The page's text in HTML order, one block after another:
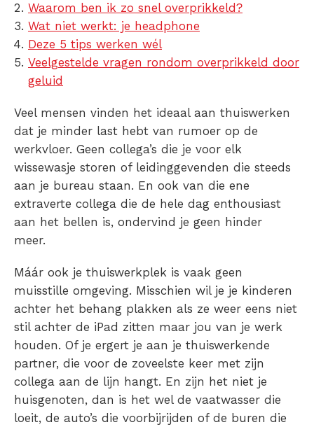
Waarom ben ik zo snel overprikkeld?
Wat niet werkt: je headphone
Deze 5 tips werken wél
Veelgestelde vragen rondom overprikkeld door
geluid
Veel mensen vinden het ideaal aan thuiswerken
dat je minder last hebt van rumoer op de
werkvloer. Geen collega’s die je voor elk
wissewasje storen of leidinggevenden die steeds
aan je bureau staan. En ook van die ene
extraverte collega die de hele dag enthousiast
aan het bellen is, ondervind je geen hinder
meer.
Máár ook je thuiswerkplek is vaak geen
muisstille omgeving. Misschien wil je je kinderen
achter het behang plakken als ze weer eens niet
stil achter de iPad zitten maar jou van je werk
houden. Of je ergert je aan je thuiswerkende
partner, die voor de zoveelste keer met zijn
collega aan de lijn hangt. En zijn het niet je
huisgenoten, dan is het wel de vaatwasser die
loeit, de auto’s die voorbijrijden of de buren die